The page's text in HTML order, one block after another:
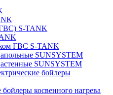
S-TANK
ГВС S-TANK
SUNSYSTEM
SUNSYSTEM
бойлеры
косвенного нагрева